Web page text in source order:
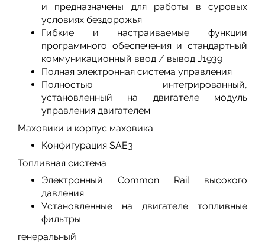
и предназначены для работы в суровых
условиях бездорожья
Гибкие и настраиваемые функции
программного обеспечения и стандартный
коммуникационный ввод / вывод J1939
Полная электронная система управления
Полностью интегрированный,
установленный на двигателе модуль
управления двигателем
Маховики и корпус маховика
Конфигурация SAE3
Топливная система
Электронный Common Rail высокого
давления
Установленные на двигателе топливные
фильтры
генеральный